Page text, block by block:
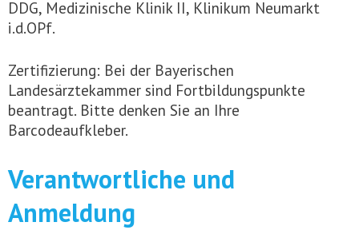
DDG, Medizinische Klinik II, Klinikum Neumarkt
i.d.OPf.
Zertifizierung: Bei der Bayerischen
Landesärztekammer sind Fortbildungspunkte
beantragt. Bitte denken Sie an Ihre
Barcodeaufkleber.
Verantwortliche und
Anmeldung